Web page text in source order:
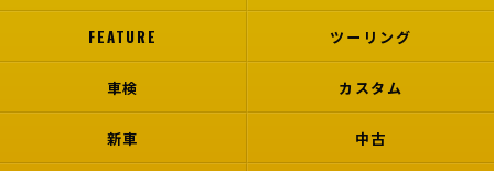
FEATURE ツーリング
車検 カスタム
新車 中古